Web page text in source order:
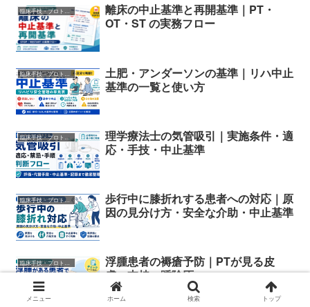
離床の中止基準と再開基準｜PT・
OT・ST の実務フロー
臨床手技・プロトコル
土肥・アンダーソンの基準｜リハ中止
基準の一覧と使い方
臨床手技・プロトコル
理学療法士の気管吸引｜実施条件・適
応・手技・中止基準
臨床手技・プロトコル
歩行中に膝折れする患者への対応｜原
因の見分け方・安全な介助・中止基準
浮腫患者の褥瘡予防｜PTが見る皮
膚・支持・踵除圧
メニュー ホーム 検索 トップ